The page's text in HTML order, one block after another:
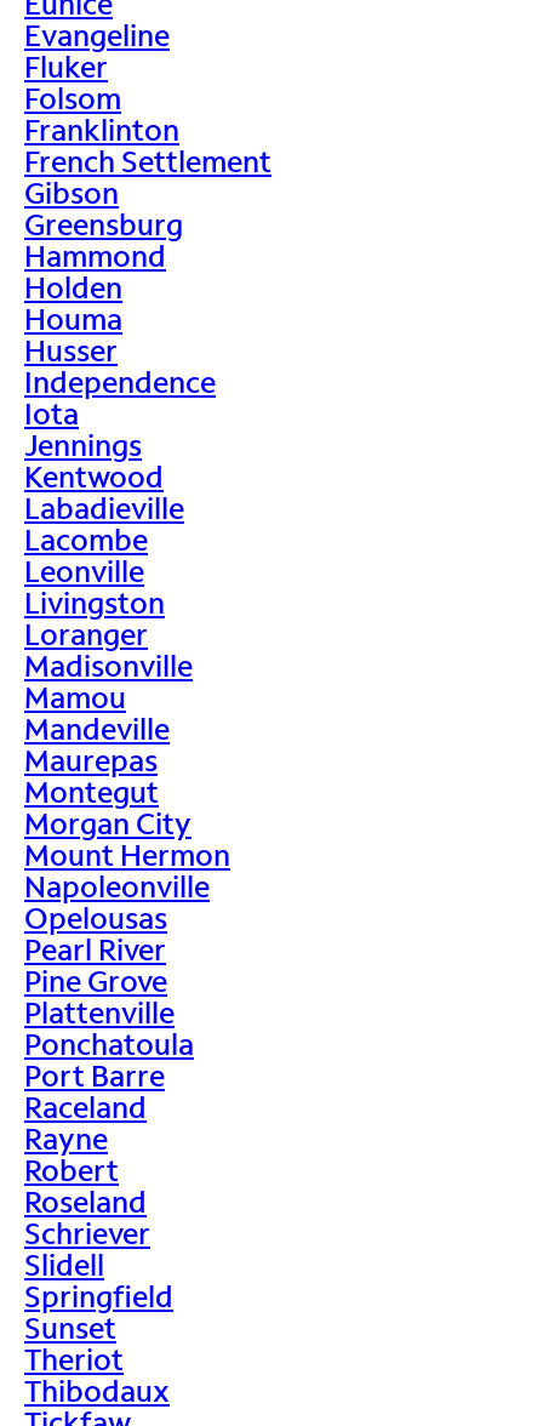
Evangeline
Fluker
Folsom
Franklinton
French Settlement
Gibson
Greensburg
Hammond
Holden
Houma
Husser
Independence
Iota
Jennings
Kentwood
Labadieville
Lacombe
Leonville
Livingston
Loranger
Madisonville
Mamou
Mandeville
Maurepas
Montegut
Morgan City
Mount Hermon
Napoleonville
Opelousas
Pearl River
Pine Grove
Plattenville
Ponchatoula
Port Barre
Raceland
Rayne
Robert
Roseland
Schriever
Slidell
Springfield
Sunset
Theriot
Thibodaux